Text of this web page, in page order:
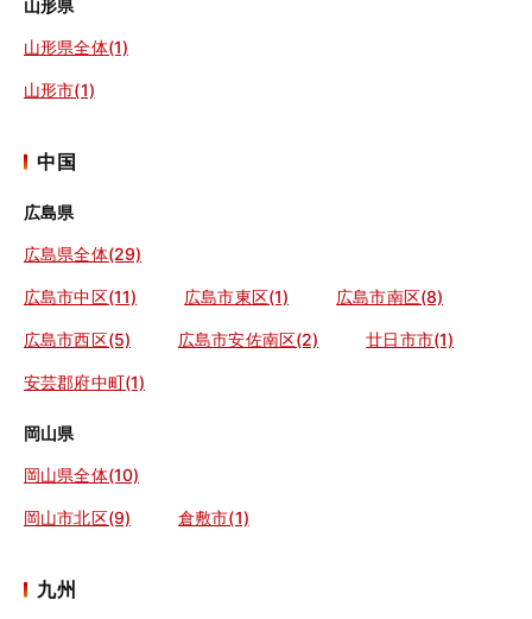
山形県
山形県全体(1)
山形市(1)
中国
広島県
広島県全体(29)
広島市中区(11) 広島市東区(1) 広島市南区(8)
広島市西区(5) 広島市安佐南区(2) 廿日市市(1)
安芸郡府中町(1)
岡山県
岡山県全体(10)
岡山市北区(9) 倉敷市(1)
九州